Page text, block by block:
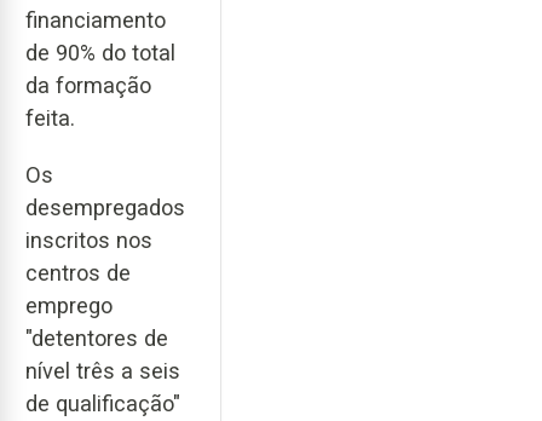
financiamento
de 90% do total
da formação
feita.
Os
desempregados
inscritos nos
centros de
emprego
"detentores de
nível três a seis
de qualificação"